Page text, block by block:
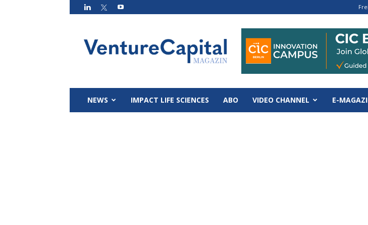
Magazin
NEWS IMPACT LIFE SCIENCES ABO VIDEO CHANNEL E-